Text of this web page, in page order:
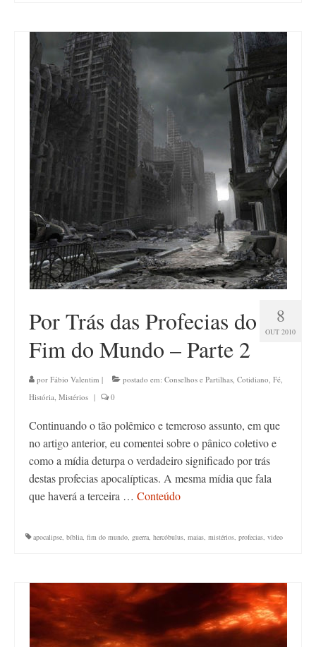
8
OUT 2010
Por Trás das Profecias do
Fim do Mundo – Parte 2
por Fábio Valentim | postado em: Conselhos e Partilhas, Cotidiano, Fé,
História, Mistérios | 0
Continuando o tão polêmico e temeroso assunto, em que
no artigo anterior, eu comentei sobre o pânico coletivo e
como a mídia deturpa o verdadeiro significado por trás
destas profecias apocalípticas. A mesma mídia que fala
que haverá a terceira … Conteúdo
apocalipse, bíblia, fim do mundo, guerra, hercóbulus, maias, mistérios, profecias, video